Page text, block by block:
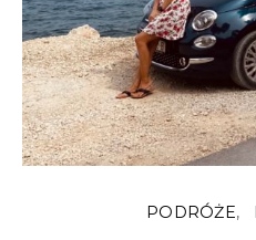
PODRÓŻE